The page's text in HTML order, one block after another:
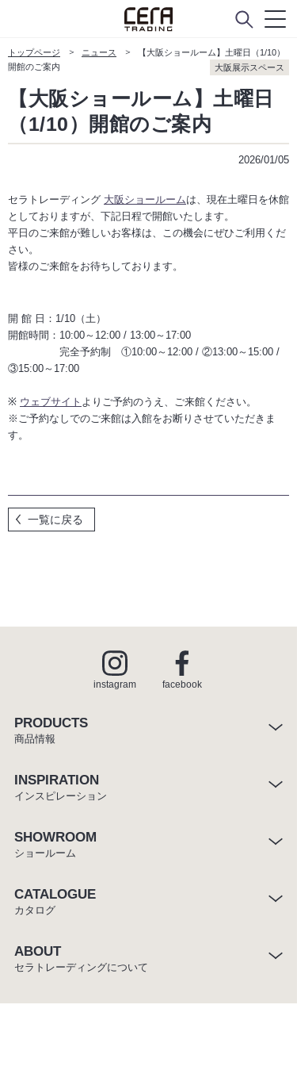
トップページ ニュース
【大阪ショールーム】土曜日（1/10）
開館のご案内
大阪展示スペース
【大阪ショールーム】土曜日
（1/10）開館のご案内
2026/01/05
セラトレーディング 大阪ショールームは、現在土曜日を休館
としておりますが、下記日程で開館いたします。
平日のご来館が難しいお客様は、この機会にぜひご利用くだ
さい。
皆様のご来館をお待ちしております。
開 館 日：1/10（土）
開館時間：10:00～12:00 / 13:00～17:00
完全予約制 ①10:00～12:00 / ②13:00～15:00 /
③15:00～17:00
※ ウェブサイト よりご予約のうえ、ご来館ください。
※ご予約なしでのご来館は入館をお断りさせていただきま
す。
一覧に戻る
instagram facebook
PRODUCTS
商品情報
INSPIRATION
インスピレーション
SHOWROOM
ショールーム
CATALOGUE
カタログ
ABOUT
セラトレーディングについて
CUSTOMER SERVICE
Company Policy
ニュース
お客様窓口
よくあるご質問
お問い合わせ
メンテナンスパーツショップ
for SUPPLIERS
instagram